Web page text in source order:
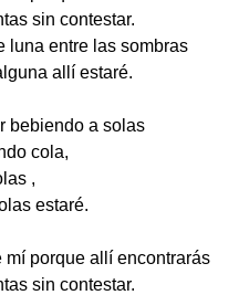
sin contestar.
luna entre las sombras
allí estaré.
bebiendo a solas
cola,
,
estaré.
mí porque allí encontrarás
sin contestar.